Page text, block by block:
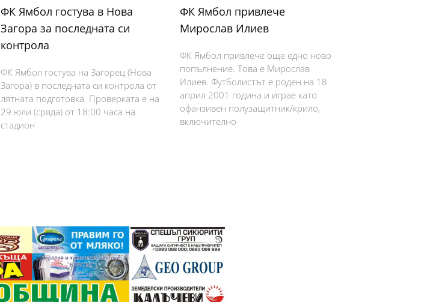
ФК Ямбол гостува в Нова
Загора за последната си
контрола
ФК Ямбол гостува на Загорец (Нова
Загора) в последната си контрола от
лятната подготовка. Проверката е на
29 юли (сряда) от 18:00 часа на
стадион
ФК Ямбол привлече
Мирослав Илиев
ФК Ямбол привлече още едно ново
попълнение. Това е Мирослав
Илиев. Футболистът е роден на 18
април 2001 година и играе като
офанзивен полузащитник/крило,
включително